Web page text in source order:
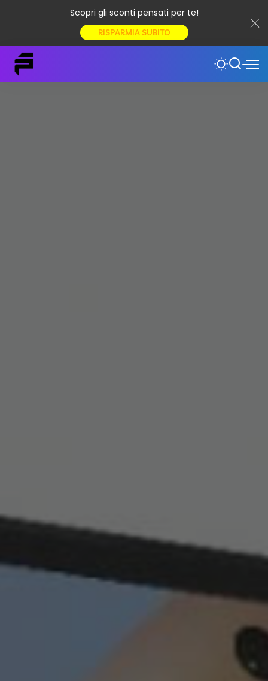
Scopri gli sconti pensati per te!
RISPARMIA SUBITO